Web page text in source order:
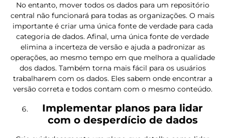
No entanto, mover todos os dados para um repositório
central não funcionará para todas as organizações. O mais
importante é criar uma única fonte de verdade para cada
categoria de dados. Afinal, uma única fonte de verdade
elimina a incerteza de versão e ajuda a padronizar as
operações, ao mesmo tempo em que melhora a qualidade
dos dados. Também torna mais fácil para os usuários
trabalharem com os dados. Eles sabem onde encontrar a
versão correta e todos contam com o mesmo conteúdo.
Implementar planos para lidar
com o desperdício de dados